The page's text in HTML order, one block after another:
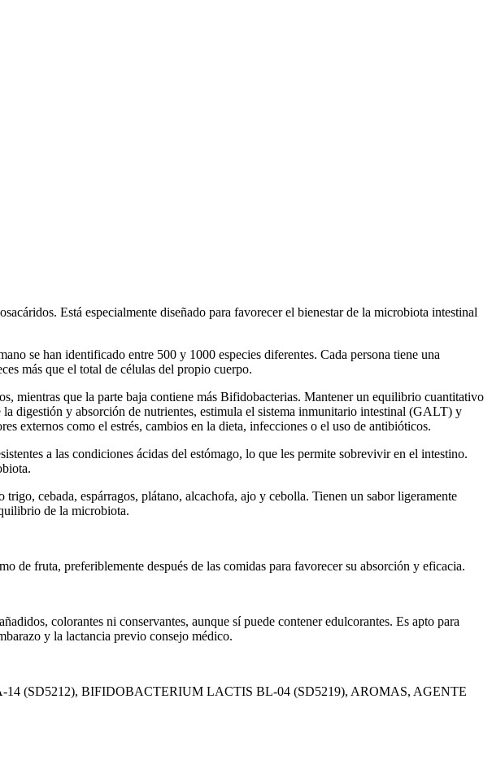
Está especialmente diseñado para favorecer el bienestar de la microbiota intestinal
se han identificado entre 500 y 1000 especies diferentes. Cada persona tiene una
más que el total de células del propio cuerpo.
mientras que la parte baja contiene más Bifidobacterias. Mantener un equilibrio cuantitativo
digestión y absorción de nutrientes, estimula el sistema inmunitario intestinal (GALT) y
externos como el estrés, cambios en la dieta, infecciones o el uso de antibióticos.
a las condiciones ácidas del estómago, lo que les permite sobrevivir en el intestino.
cebada, espárragos, plátano, alcachofa, ajo y cebolla. Tienen un sabor ligeramente
de la microbiota.
de fruta, preferiblemente después de las comidas para favorecer su absorción y eficacia.
colorantes ni conservantes, aunque sí puede contener edulcorantes. Es apto para
y la lactancia previo consejo médico.
(SD5212), BIFIDOBACTERIUM LACTIS BL-04 (SD5219), AROMAS, AGENTE